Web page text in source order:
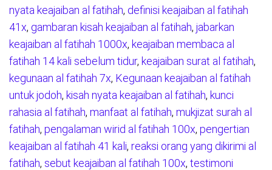
nyata keajaiban al fatihah, definisi keajaiban al fatihah
41x, gambaran kisah keajaiban al fatihah, jabarkan
keajaiban al fatihah 1000x, keajaiban membaca al
fatihah 14 kali sebelum tidur, keajaiban surat al fatihah,
kegunaan al fatihah 7x, Kegunaan keajaiban al fatihah
untuk jodoh, kisah nyata keajaiban al fatihah, kunci
rahasia al fatihah, manfaat al fatihah, mukjizat surah al
fatihah, pengalaman wirid al fatihah 100x, pengertian
keajaiban al fatihah 41 kali, reaksi orang yang dikirimi al
fatihah, sebut keajaiban al fatihah 100x, testimoni